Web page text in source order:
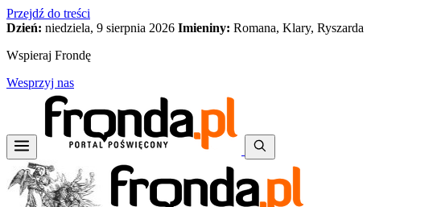
Przejdź do treści
Dzień: niedziela, 9 sierpnia 2026 Imieniny: Romana, Klary, Ryszarda
Wspieraj Frondę
Wesprzyj nas